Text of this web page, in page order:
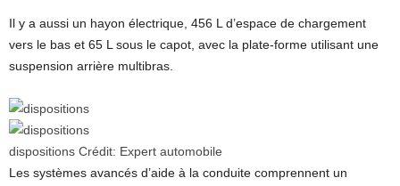
Il y a aussi un hayon électrique, 456 L d’espace de chargement
vers le bas et 65 L sous le capot, avec la plate-forme utilisant une
suspension arrière multibras.
dispositions Crédit: Expert automobile
Les systèmes avancés d’aide à la conduite comprennent un